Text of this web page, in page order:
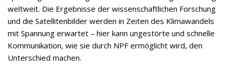
weltweit. Die Ergebnisse der wissenschaftlichen Forschung
und die Satellitenbilder werden in Zeiten des Klimawandels
mit Spannung erwartet – hier kann ungestörte und schnelle
Kommunikation, wie sie durch NPF ermöglicht wird, den
Unterschied machen.